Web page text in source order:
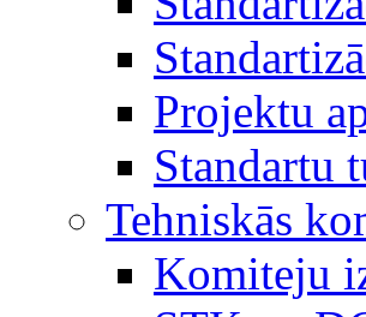
Projektu
Standartu
Tehniskās
Komiteju